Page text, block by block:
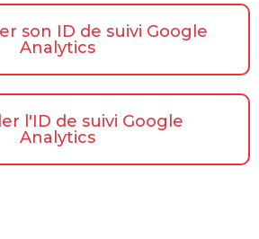
son ID de suivi Google
Analytics
l'ID de suivi Google
Analytics​